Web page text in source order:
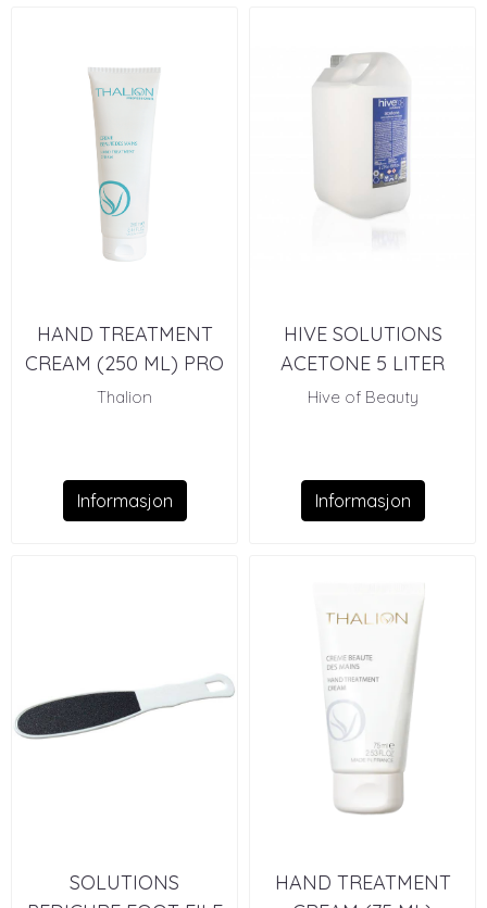
HAND TREATMENT
CREAM (250 ML) PRO
Thalion
Informasjon
HIVE SOLUTIONS
ACETONE 5 LITER
Hive of Beauty
Informasjon
SOLUTIONS
HAND TREATMENT